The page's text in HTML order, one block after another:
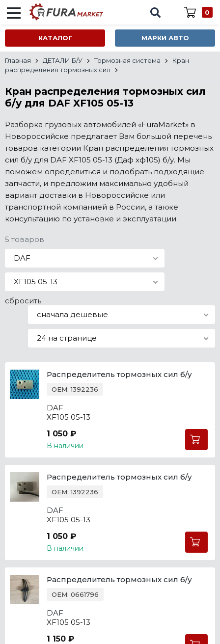
0
КАТАЛОГ МАРКИ АВТО
Главная ДЕТАЛИ Б/У Тормозная система
Кран
распределения тормозных сил
Кран распределения тормозных сил
б/у для DAF XF105 05-13
Разборка грузовых автомобилей «FuraMarket» в
Новороссийске предлагает Вам большой перечень
товаров категории Кран распределения тормозных
сил б/у для DAF XF105 05-13 (Даф хф105) б/у. Мы
поможем определиться и подобрать подходящие
запчасти, и предложим максимально удобный
вариант доставки в Новороссийске или
транспортной компанией в России, а также
консультацию по установке и эксплуатации.
5 товаров
DAF
XF105 05-13
сбросить
сначала дешевые
24 на странице
Распределитель тормозных сил б/у
OEM: 1392236
DAF
XF105 05-13
1 050 ₽
В наличии
Распределитель тормозных сил б/у
OEM: 1392236
DAF
XF105 05-13
1 050 ₽
В наличии
Распределитель тормозных сил б/у
OEM: 0661796
DAF
XF105 05-13
1 150 ₽